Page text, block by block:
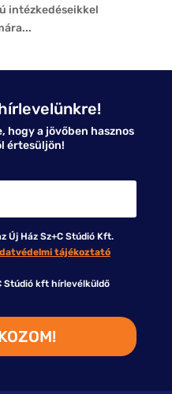
intézkedéseikkel
hogy a jövőben hasznos
értesüljön!
Új Ház Sz+C Stúdió Kft.
tájékoztató
Stúdió kft hírlevélküldő